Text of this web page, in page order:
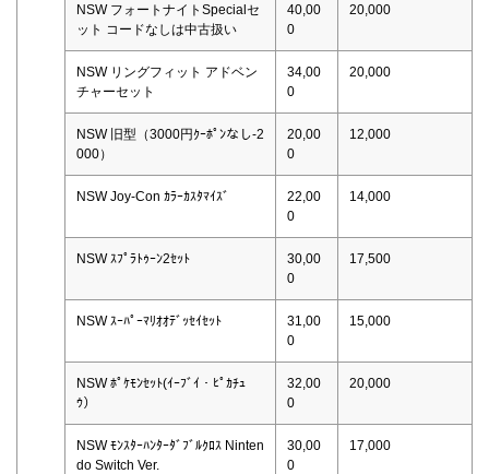
NSW フォートナイトSpecialセ
ット コードなしは中古扱い
40,00
0
20,000
NSW リングフィット アドベン
チャーセット
34,00
0
20,000
NSW 旧型（3000円ｸｰﾎﾟﾝなし-2
000）
20,00
0
12,000
NSW Joy-Con ｶﾗｰｶｽﾀﾏｲｽﾞ
22,00
0
14,000
NSW ｽﾌﾟﾗﾄｩｰﾝ2ｾｯﾄ
30,00
0
17,500
NSW ｽｰﾊﾟｰﾏﾘｵｵﾃﾞｯｾｲｾｯﾄ
31,00
0
15,000
NSW ﾎﾟｹﾓﾝｾｯﾄ(ｲｰﾌﾞｲ・ﾋﾟｶﾁｭ
ｳ）
32,00
0
20,000
NSW ﾓﾝｽﾀｰﾊﾝﾀｰﾀﾞﾌﾞﾙｸﾛｽ Ninten
do Switch Ver.
30,00
0
17,000